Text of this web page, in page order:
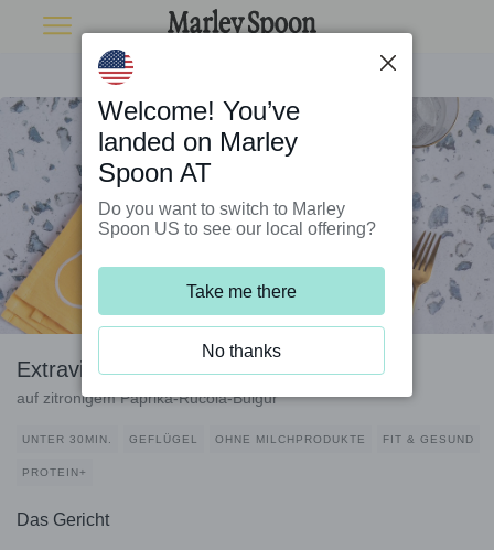
Extraviel Hähnchen mit Kirschtomaten
auf zitronigem Paprika-Rucola-Bulgur
UNTER 30MIN. GEFLÜGEL OHNE MILCHPRODUKTE FIT & GESUND
PROTEIN+
Das Gericht
Welcome! You’ve
landed on Marley
Spoon AT
Do you want to switch to Marley
Spoon US to see our local offering?
Take me there
No thanks